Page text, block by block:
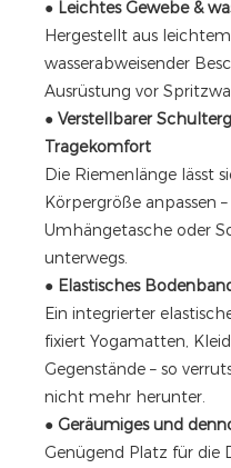
● Leichtes Gewebe &
Hergestellt aus
wasserabweisender
Ausrüstung vor
● Verstellbarer
Tragekomfort
Die Riemenlänge lässt
Körpergröße anpassen
Umhängetasche oder
unterwegs.
● Elastisches
Ein integrierter
fixiert Yogamatten,
Gegenstände – so
nicht mehr herunter.
● Geräumiges und
Genügend Platz für die